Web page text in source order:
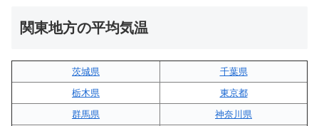
関東地方の平均気温
茨城県
千葉県
栃木県
東京都
群馬県
神奈川県